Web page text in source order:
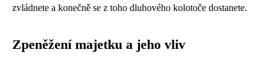
zvládnete a konečně se z toho dluhového kolotoče dostanete.
Zpeněžení majetku a jeho vliv